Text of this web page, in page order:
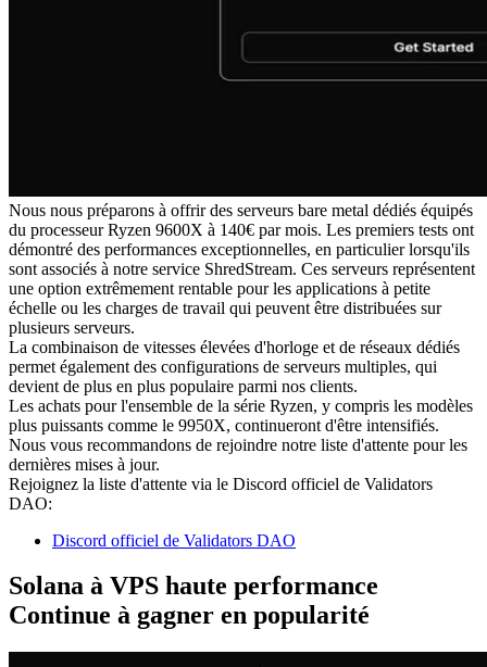
Nous nous préparons à offrir des serveurs bare metal dédiés équipés
du processeur Ryzen 9600X à 140€ par mois. Les premiers tests ont
démontré des performances exceptionnelles, en particulier lorsqu'ils
sont associés à notre service ShredStream. Ces serveurs représentent
une option extrêmement rentable pour les applications à petite
échelle ou les charges de travail qui peuvent être distribuées sur
plusieurs serveurs.
La combinaison de vitesses élevées d'horloge et de réseaux dédiés
permet également des configurations de serveurs multiples, qui
devient de plus en plus populaire parmi nos clients.
Les achats pour l'ensemble de la série Ryzen, y compris les modèles
plus puissants comme le 9950X, continueront d'être intensifiés.
Nous vous recommandons de rejoindre notre liste d'attente pour les
dernières mises à jour.
Rejoignez la liste d'attente via le Discord officiel de Validators
DAO:
Discord officiel de Validators DAO
Solana à VPS haute performance
Continue à gagner en popularité